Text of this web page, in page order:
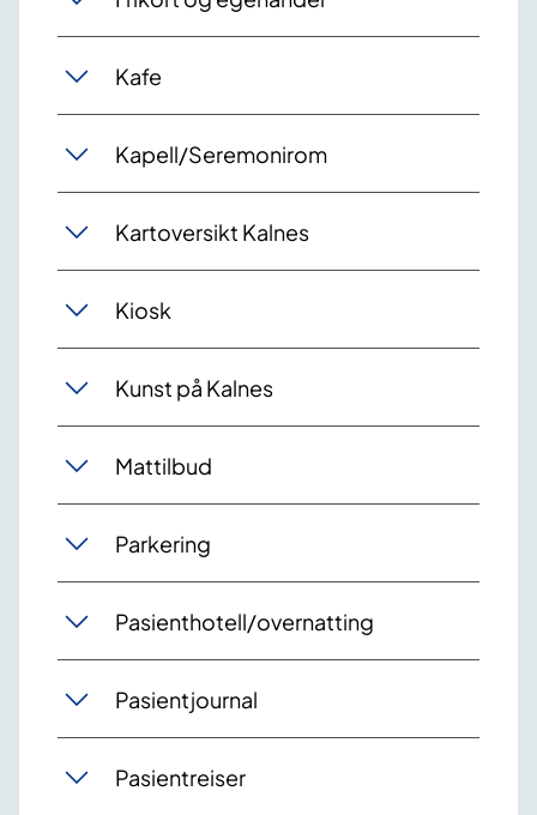
Kafe
Kapell/Seremonirom
Kartoversikt Kalnes
Kiosk
Kunst på Kalnes
Mattilbud
Parkering
Pasienthotell/overnatting
Pasientjournal
Pasientreiser